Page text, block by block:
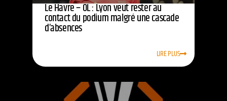
Le Havre – OL : Lyon veut rester au
contact du podium malgré une cascade
d’absences
LIRE PLUS